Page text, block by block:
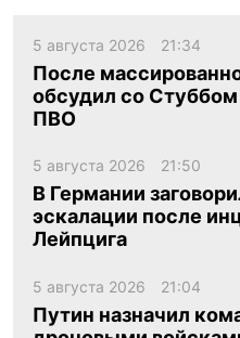
5 августа 2026 21:34
После
обсудил со
ПВО
5 августа 2026 21:50
В Германии
эскалации после
Лейпцига
5 августа 2026 21:04
Путин назначил